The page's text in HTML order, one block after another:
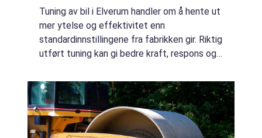
Tuning av bil i Elverum handler om å hente ut
mer ytelse og effektivitet enn
standardinnstillingene fra fabrikken gir. Riktig
utført tuning kan gi bedre kraft, respons og
eller vanskel...